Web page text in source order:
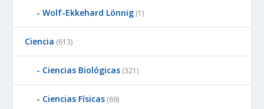
Wolf-Ekkehard Lönnig (1)
Ciencia (613)
Ciencias Biológicas (321)
Ciencias Físicas (69)